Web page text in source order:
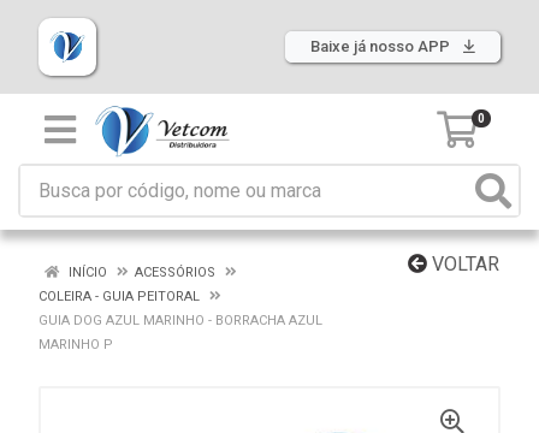
Baixe já nosso APP
0
VOLTAR
INÍCIO
ACESSÓRIOS
COLEIRA - GUIA PEITORAL
GUIA DOG AZUL MARINHO - BORRACHA AZUL
MARINHO P